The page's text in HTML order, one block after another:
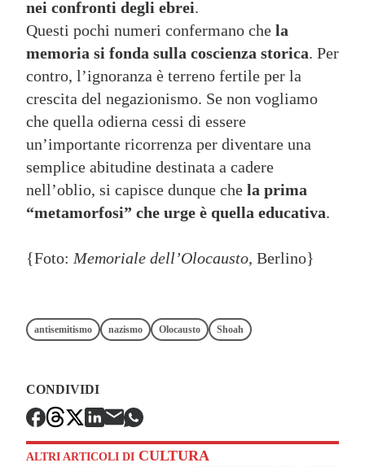
nei confronti degli ebrei.
Questi pochi numeri confermano che la
memoria si fonda sulla coscienza storica. Per
contro, l’ignoranza è terreno fertile per la
crescita del negazionismo. Se non vogliamo
che quella odierna cessi di essere
un’importante ricorrenza per diventare una
semplice abitudine destinata a cadere
nell’oblio, si capisce dunque che la prima
“metamorfosi” che urge è quella educativa.
{Foto: Memoriale dell’Olocausto, Berlino}
antisemitismo nazismo Olocausto Shoah
CONDIVIDI
ALTRI ARTICOLI DI CULTURA